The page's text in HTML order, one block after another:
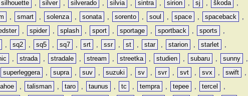
silhouette , silver , silverado , silvia , sintra , sirion , sj , škoda
,
, smart , solenza , sonata , sorento , soul , space , spaceback
,
, spider , splash , sport , sportage , sportback , sports
,
, sq2 , sq5 , sq7 , srt , ssr , st , star , starion , starlet
,
, strada , stradale , stream , streetka , studien , subaru , sunny
,
superleggera , supra , suv , suzuki , sv , svr , svt , svx , swift
,
, talisman , taro , taunus , tc , tempra , tepee , tercel
,